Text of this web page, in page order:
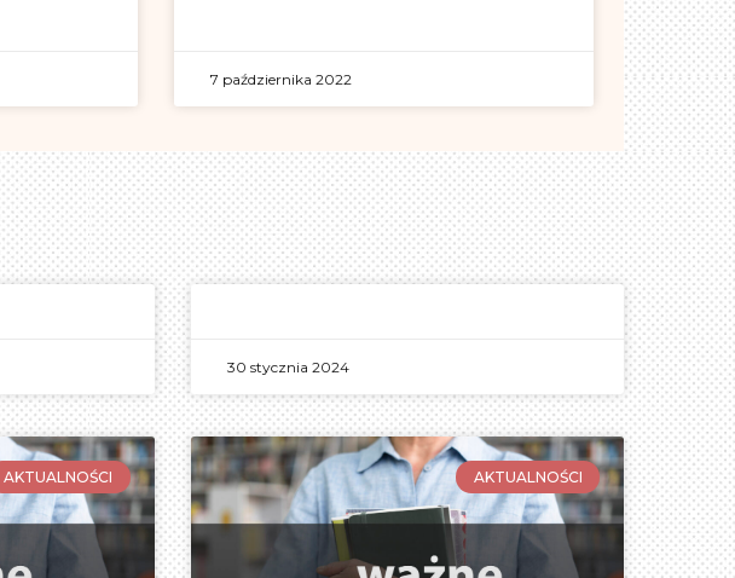
7 października 2022
30 stycznia 2024
AKTUALNOŚCI AKTUALNOŚCI